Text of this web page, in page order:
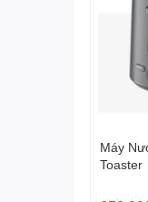
APC
Máy
Toaster